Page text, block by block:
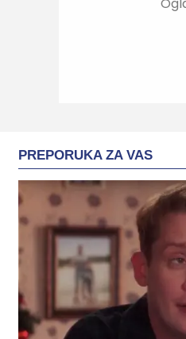
PREPORUKA ZA VAS